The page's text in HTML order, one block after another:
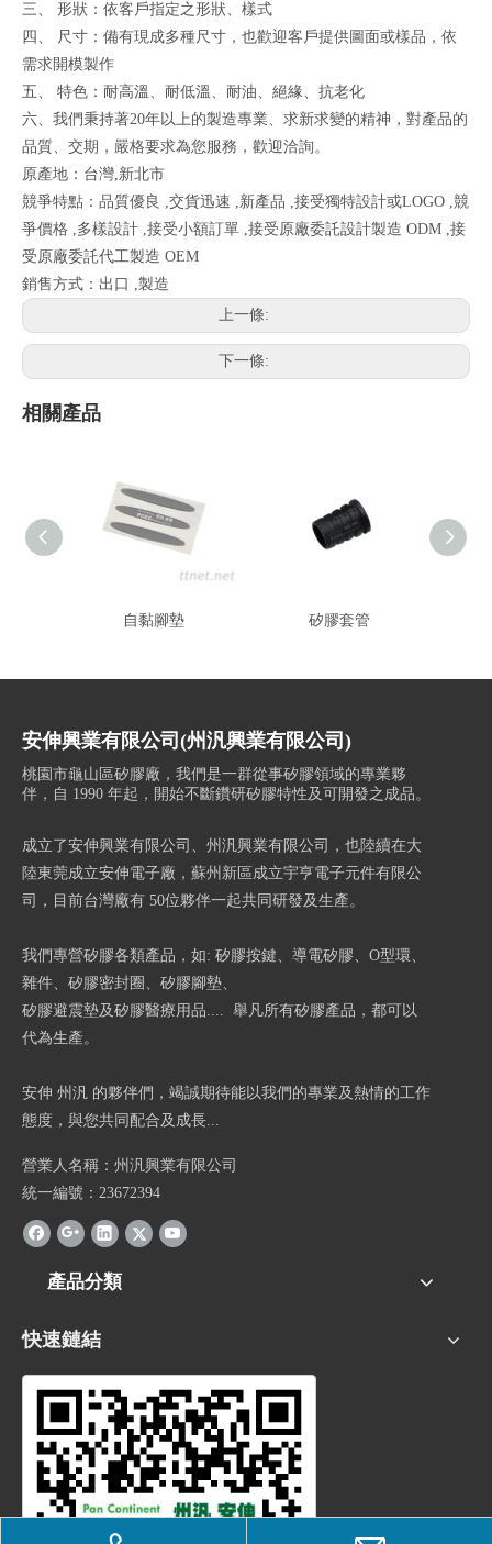
三、 形狀：依客戶指定之形狀、樣式
四、 尺寸：備有現成多種尺寸，也歡迎客戶提供圖面或樣品，依
需求開模製作
五、 特色：耐高溫、耐低溫、耐油、絕緣、抗老化
六、我們秉持著20年以上的製造專業、求新求變的精神，對產品的
品質、交期，嚴格要求為您服務，歡迎洽詢。
原產地：台灣,新北市
競爭特點：品質優良 ,交貨迅速 ,新產品 ,接受獨特設計或LOGO ,競
爭價格 ,多樣設計 ,接受小額訂單 ,接受原廠委託設計製造 ODM ,接
受原廠委託代工製造 OEM
銷售方式：出口 ,製造
上一條:
下一條:
相關產品
自黏腳墊 矽膠套管
安伸興業有限公司(州汎興業有限公司)
桃園市龜山區矽膠廠，我們是一群從事矽膠領域的專業夥
伴，自 1990 年起，開始不斷鑽研矽膠特性及可開發之成品。
成立了安伸興業有限公司、州汎興業有限公司，也陸續在大
陸東莞成立安伸電子廠，蘇州新區成立宇亨電子元件有限公
司，目前台灣廠有 50位夥伴一起共同研發及生產。
我們專營矽膠各類產品，如: 矽膠按鍵、導電矽膠、O型環、
雜件、矽膠密封圈、矽膠腳墊、
矽膠避震墊及矽膠醫療用品.... 舉凡所有矽膠產品，都可以
代為生產。
安伸 州汎 的夥伴們，竭誠期待能以我們的專業及熱情的工作
態度，與您共同配合及成長...
營業人名稱：州汎興業有限公司
統一編號：23672394
產品分類
快速鏈結